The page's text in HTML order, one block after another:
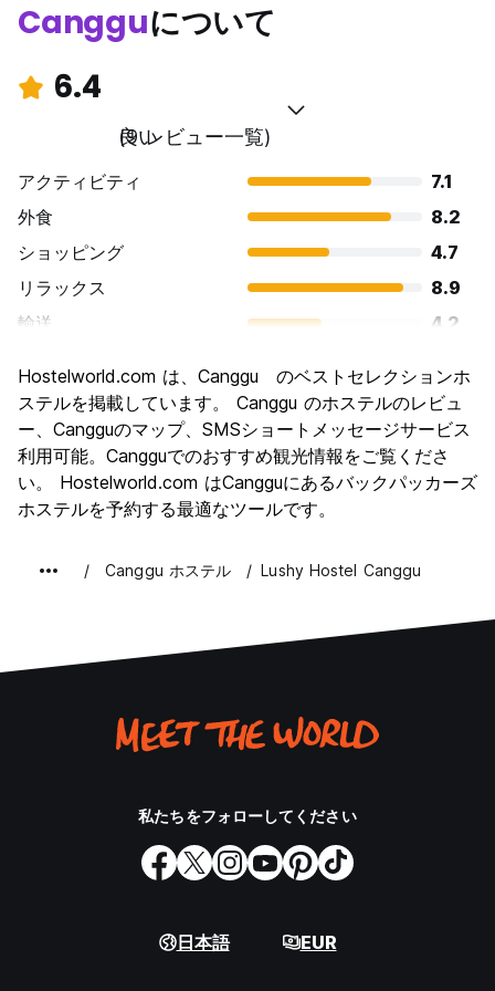
Cangguについて
6.4
良い
(9 レビュー一覧)
アクティビティ
7.1
外食
8.2
ショッピング
4.7
リラックス
8.9
輸送
4.2
文化
6.0
ナイトライフ
6.4
コストパフォーマンス
7.8
Hostelworld.com は、Canggu のベストセレクションホ
ステルを掲載しています。 Canggu のホステルのレビュ
ー、Cangguのマップ、SMSショートメッセージサービス
利用可能。Cangguでのおすすめ観光情報をご覧くださ
い。 Hostelworld.com はCangguにあるバックパッカーズ
ホステルを予約する最適なツールです。
Canggu ホステル Lushy Hostel Canggu
私たちをフォローしてください
日本語 EUR